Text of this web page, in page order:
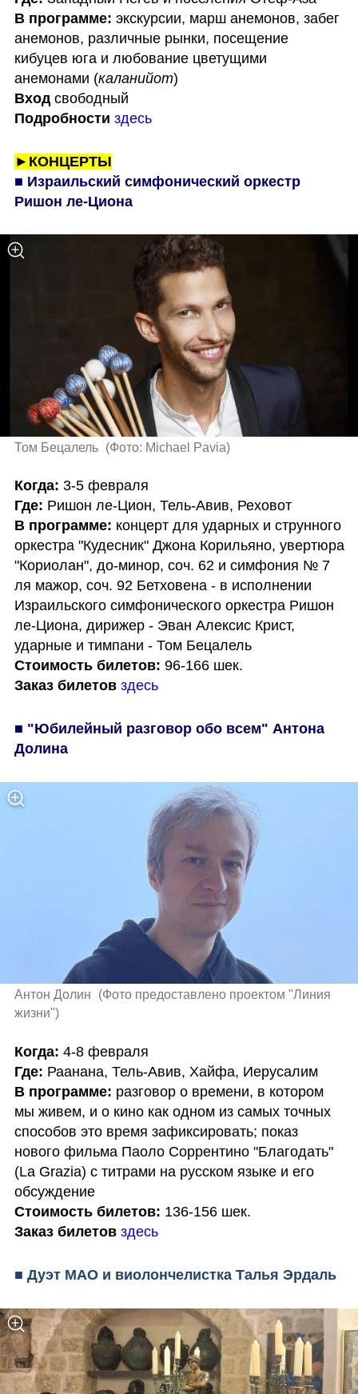
В программе: экскурсии, марш анемонов, забег
анемонов, различные рынки, посещение
кибуцев юга и любование цветущими
анемонами (каланийот
Вход
Подробности здесь
►КОНЦЕРТЫ
■ Израильский симфонический оркестр
Ришон ле-Циона
Том Бецалель (Фото: Michael Pavia)
Когда:
Где:
Ришон ле-Цион, Тель-Авив, Реховот
В программе: концерт для ударных и струнного
оркестра "Кудесник" Джона Корильяно, увертюра
"Кориолан", до-минор, соч. 62 и симфония № 7
ля мажор, соч. 92 Бетховена - в исполнении
Израильского симфонического оркестра Ришон
ле-Циона, дирижер - Эван Алексис Крист,
ударные и тимпани - Том Бецалель
Стоимость билетов:
Заказ билетов здесь
■ "Юбилейный разговор обо всем" Антона
Долина
Антон Долин (Фото предоставлено проектом "Линия
жизни")
Когда: 4-8 февраля
Где:
Раанана, Тель-Авив, Хайфа, Иерусалим
В программе: разговор о времени, в котором
мы живем, и о кино как одном из самых точных
способов это время зафиксировать; показ
нового фильма Паоло Соррентино "Благодать"
(La Grazia) с титрами на русском языке и его
Стоимость билетов:
Заказ билетов здесь
■ Дуэт MAO и виолончелистка Талья Эрдаль